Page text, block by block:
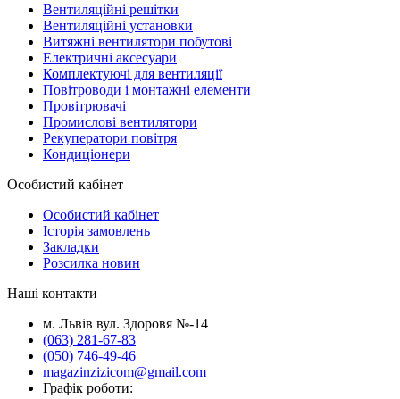
Вентиляційні решітки
Вентиляційні установки
Витяжні вентилятори побутові
Електричні аксесуари
Комплектуючі для вентиляції
Повітроводи і монтажні елементи
Провітрювачі
Промислові вентилятори
Рекуператори повітря
Кондиціонери
Особистий кабінет
Особистий кабінет
Історія замовлень
Закладки
Розсилка новин
Наші контакти
м. Львів вул. Здоровя №-14
(063) 281-67-83
(050) 746-49-46
magazinzizicom@gmail.com
Графік роботи: